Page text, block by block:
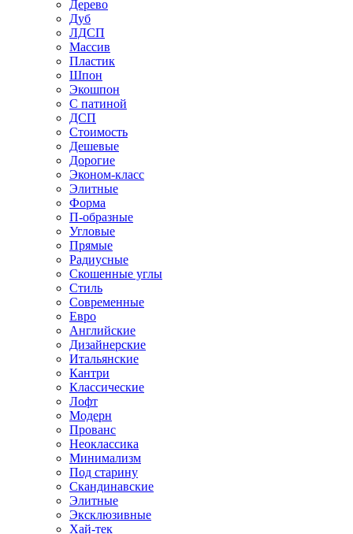
Дерево
Дуб
ЛДСП
Массив
Пластик
Шпон
Экошпон
С патиной
ДСП
Стоимость
Дешевые
Дорогие
Эконом-класс
Элитные
Форма
П-образные
Угловые
Прямые
Радиусные
Скошенные углы
Стиль
Современные
Евро
Английские
Дизайнерские
Итальянские
Кантри
Классические
Лофт
Модерн
Прованс
Неоклассика
Минимализм
Под старину
Скандинавские
Элитные
Эксклюзивные
Хай-тек